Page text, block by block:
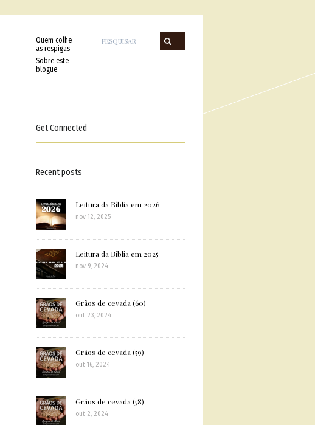
Quem colhe
as respigas
Sobre este
blogue
Get Connected
Recent posts
Leitura da Bíblia em 2026
nov 12, 2025
Leitura da Bíblia em 2025
nov 9, 2024
Grãos de cevada (60)
out 23, 2024
Grãos de cevada (59)
out 16, 2024
Grãos de cevada (58)
out 2, 2024